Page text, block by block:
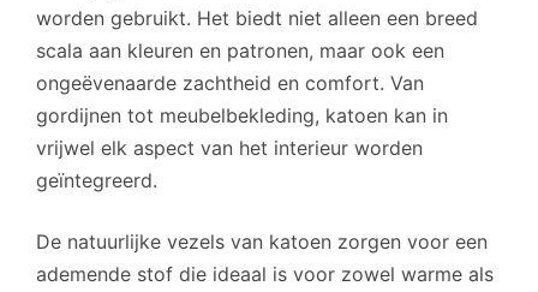
worden gebruikt. Het biedt niet alleen een breed
scala aan kleuren en patronen, maar ook een
ongeëvenaarde zachtheid en comfort. Van
gordijnen tot meubelbekleding, katoen kan in
vrijwel elk aspect van het interieur worden
geïntegreerd.
De natuurlijke vezels van katoen zorgen voor een
ademende stof die ideaal is voor zowel warme als